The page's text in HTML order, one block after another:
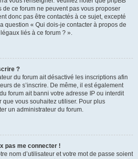
de ce forum ne peuvent pas vous proposer
donc pas être contactés à ce sujet, excepté
question « Qui dois-je contacter à propos de
liés à ce forum ? ».
?
du forum ait désactivé les inscriptions afin
de s’inscrire. De même, il est également
forum ait banni votre adresse IP ou interdit
que vous souhaitez utiliser. Pour plus
un administrateur du forum.
pas me connecter !
nom d’utilisateur et votre mot de passe soient